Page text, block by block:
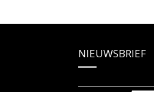
NIEUWSBRIEF